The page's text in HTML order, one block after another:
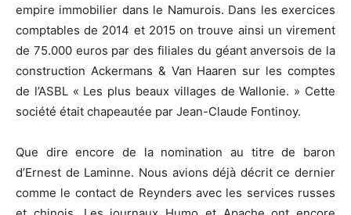
empire immobilier dans le Namurois. Dans les exercices
comptables de 2014 et 2015 on trouve ainsi un virement
de 75.000 euros par des filiales du géant anversois de la
construction Ackermans & Van Haaren sur les comptes
de l’ASBL « Les plus beaux villages de Wallonie. » Cette
société était chapeautée par Jean-Claude Fontinoy.
Que dire encore de la nomination au titre de baron
d’Ernest de Laminne. Nous avions déjà décrit ce dernier
comme le contact de Reynders avec les services russes